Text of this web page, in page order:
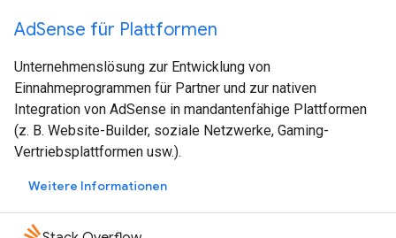
AdSense für Plattformen
Unternehmenslösung zur Entwicklung von
Einnahmeprogrammen für Partner und zur nativen
Integration von AdSense in mandantenfähige Plattformen
(z. B. Website-Builder, soziale Netzwerke, Gaming-
Vertriebsplattformen usw.).
Weitere Informationen